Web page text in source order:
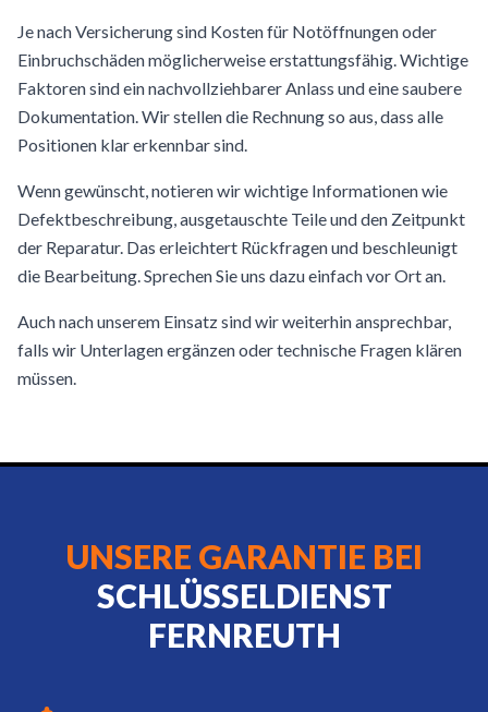
Je nach Versicherung sind Kosten für Notöffnungen oder
Einbruchschäden möglicherweise erstattungsfähig. Wichtige
Faktoren sind ein nachvollziehbarer Anlass und eine saubere
Dokumentation. Wir stellen die Rechnung so aus, dass alle
Positionen klar erkennbar sind.
Wenn gewünscht, notieren wir wichtige Informationen wie
Defektbeschreibung, ausgetauschte Teile und den Zeitpunkt
der Reparatur. Das erleichtert Rückfragen und beschleunigt
die Bearbeitung. Sprechen Sie uns dazu einfach vor Ort an.
Auch nach unserem Einsatz sind wir weiterhin ansprechbar,
falls wir Unterlagen ergänzen oder technische Fragen klären
müssen.
UNSERE GARANTIE BEI
SCHLÜSSELDIENST
FERNREUTH